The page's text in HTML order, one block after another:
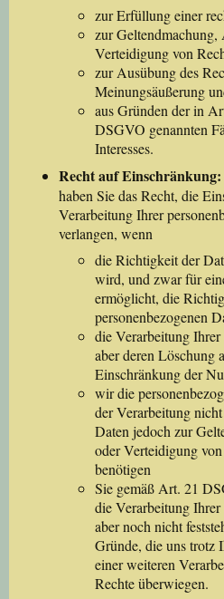
zur Erfüllung einer
zur Geltendmachung,
Verteidigung von
zur Ausübung des
Meinungsäußerung
aus Gründen der in
DSGVO genannten
Interesses.
Recht auf Einschränkung:
haben Sie das Recht, die
Verarbeitung Ihrer
verlangen, wenn
die Richtigkeit der
wird, und zwar für
ermöglicht, die
personenbezogenen
die Verarbeitung
aber deren Löschung
Einschränkung der
wir die
der Verarbeitung
Daten jedoch zur
oder Verteidigung
benötigen
Sie gemäß Art. 21
die Verarbeitung
aber noch nicht
Gründe, die uns trotz
einer weiteren
Rechte überwiegen.